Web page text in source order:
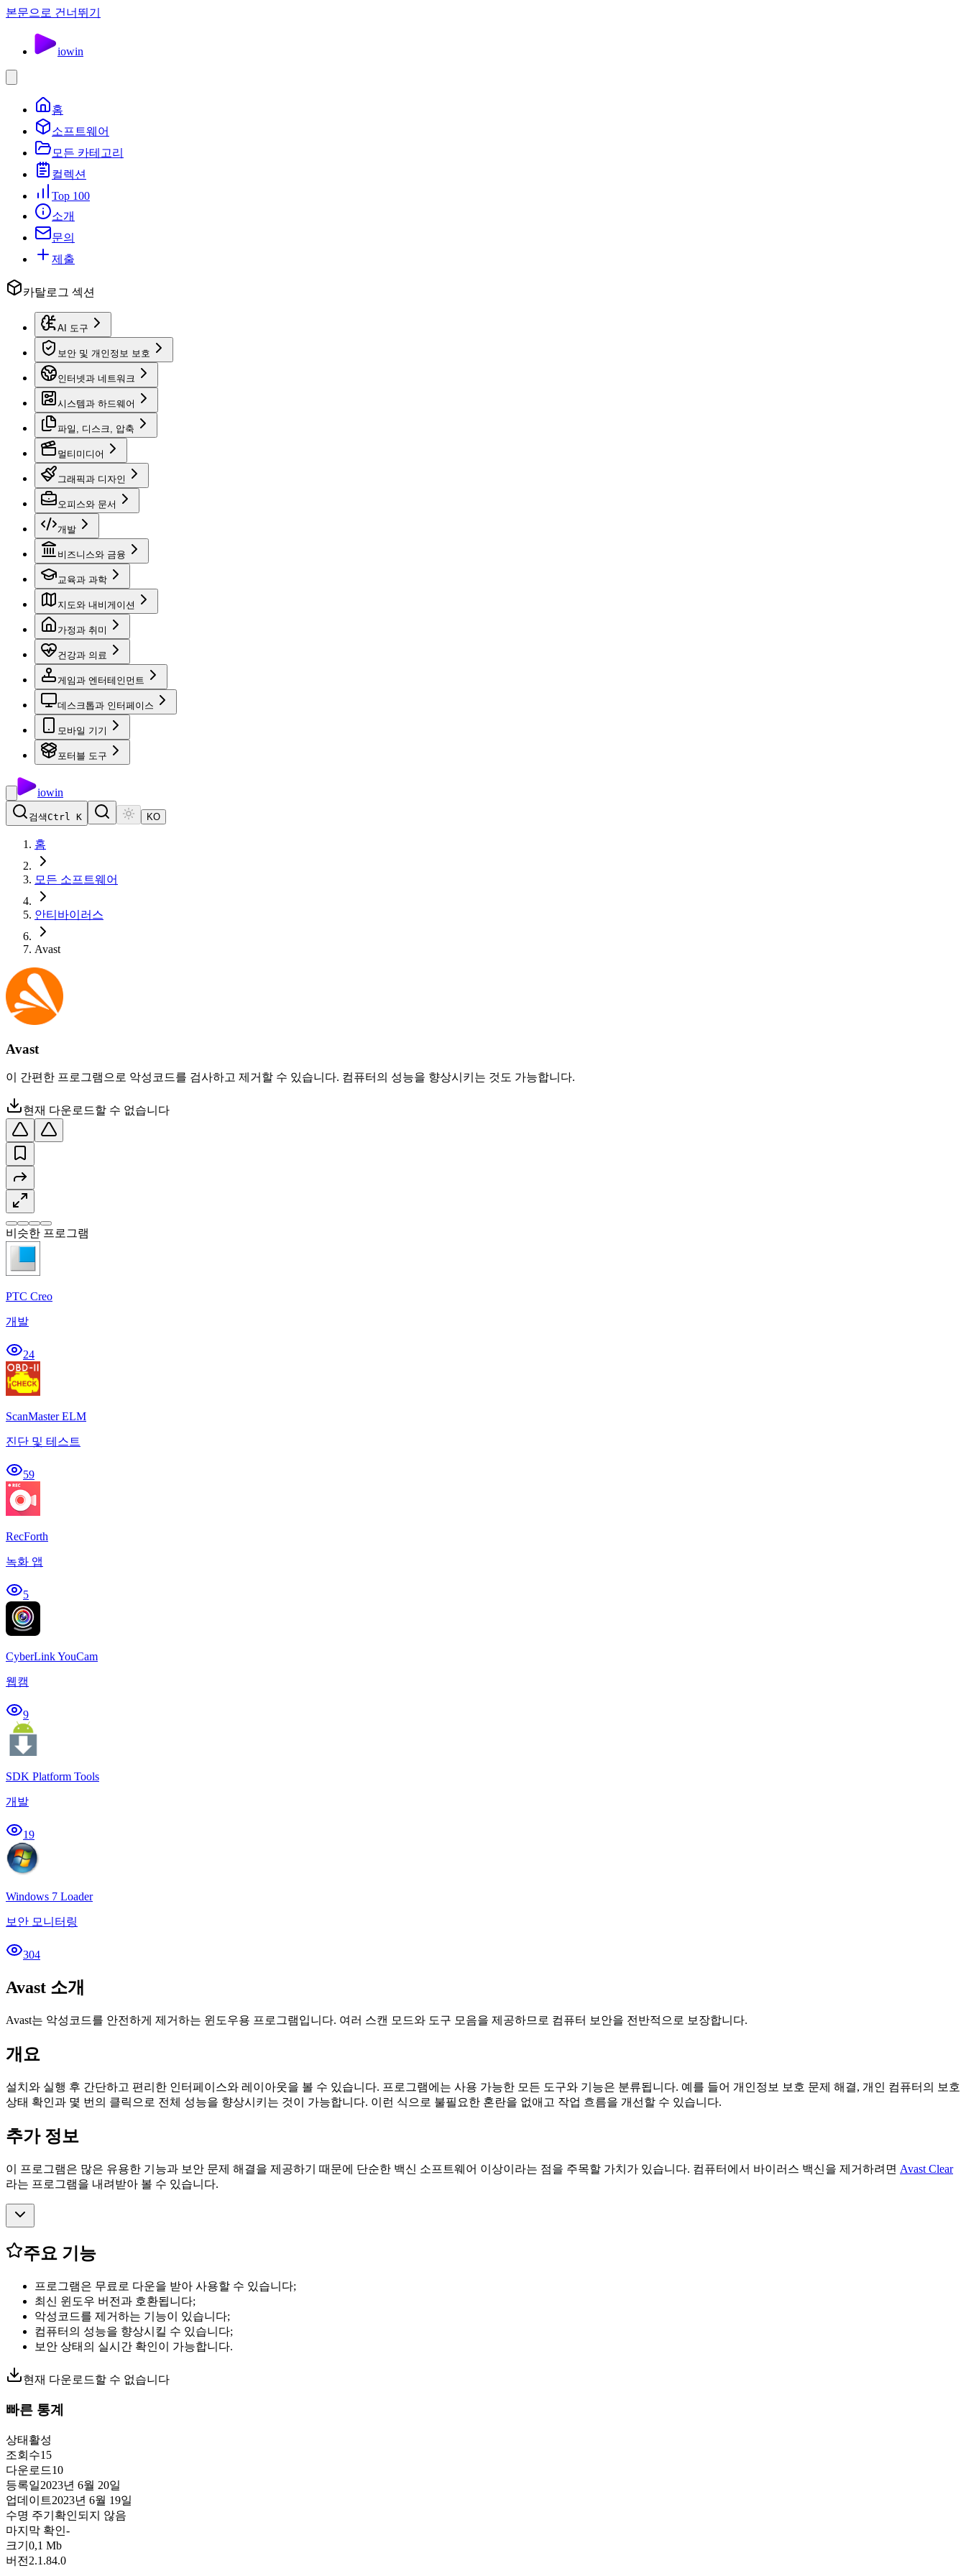
본문으로 건너뛰기
iowin
홈
소프트웨어
모든 카테고리
컬렉션
Top 100
소개
문의
제출
카탈로그 섹션
AI 도구
보안 및 개인정보 보호
인터넷과 네트워크
시스템과 하드웨어
파일, 디스크, 압축
멀티미디어
그래픽과 디자인
오피스와 문서
개발
비즈니스와 금융
교육과 과학
지도와 내비게이션
가정과 취미
건강과 의료
게임과 엔터테인먼트
데스크톱과 인터페이스
모바일 기기
포터블 도구
iowin
검색Ctrl K KO
홈
모든 소프트웨어
안티바이러스
Avast
Avast
이 간편한 프로그램으로 악성코드를 검사하고 제거할 수 있습니다. 컴퓨터의 성능을 향상시키는 것도 가능합니다.
현재 다운로드할 수 없습니다
비슷한 프로그램
PTC Creo
개발
24
ScanMaster ELM
진단 및 테스트
59
RecForth
녹화 앱
5
CyberLink YouCam
웹캠
9
SDK Platform Tools
개발
19
Windows 7 Loader
보안 모니터링
304
Avast 소개
Avast는 악성코드를 안전하게 제거하는 윈도우용 프로그램입니다. 여러 스캔 모드와 도구 모음을 제공하므로 컴퓨터 보안을 전반적으로 보장합니다.
개요
설치와 실행 후 간단하고 편리한 인터페이스와 레이아웃을 볼 수 있습니다. 프로그램에는 사용 가능한 모든 도구와 기능은 분류됩니다. 예를 들어 개인정보 보호 문제 해결, 개인 컴퓨터의 보호
상태 확인과 몇 번의 클릭으로 전체 성능을 향상시키는 것이 가능합니다. 이런 식으로 불필요한 혼란을 없애고 작업 흐름을 개선할 수 있습니다.
추가 정보
이 프로그램은 많은 유용한 기능과 보안 문제 해결을 제공하기 때문에 단순한 백신 소프트웨어 이상이라는 점을 주목할 가치가 있습니다. 컴퓨터에서 바이러스 백신을 제거하려면 Avast Clear
라는 프로그램을 내려받아 볼 수 있습니다.
주요 기능
프로그램은 무료로 다운을 받아 사용할 수 있습니다;
최신 윈도우 버전과 호환됩니다;
악성코드를 제거하는 기능이 있습니다;
컴퓨터의 성능을 향상시킬 수 있습니다;
보안 상태의 실시간 확인이 가능합니다.
현재 다운로드할 수 없습니다
빠른 통계
상태 활성
조회수15
다운로드10
등록일2023년 6월 20일
업데이트2023년 6월 19일
수명 주기 확인되지 않음
마지막 확인-
크기 0,1 Mb
버전 2.1.84.0